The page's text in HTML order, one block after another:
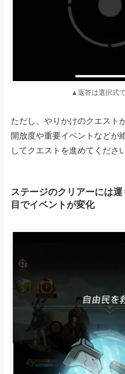
▲返答は選択式
ただし、やりかけのクエスト
開放度や重要イベントなどが
してクエストを進めてくださ
ステージのクリアーには
目でイベントが変化